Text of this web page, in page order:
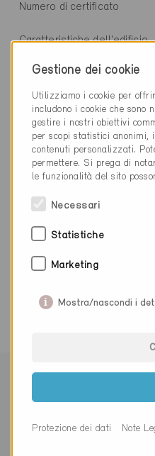
Numero di certificato
Caratteristiche dell'edificio
Standard di costruzione
Informazioni tecniche
Riscaldamento
100% Aria esterna della
Acqua calda
Gestione dei cookie
Utilizziamo i cookie per
includono i cookie che sono
gestire i nostri obiettivi
per scopi statistici anonimi,
contenuti personalizzati.
permettere. Si prega di
le funzionalità del sito
Necessari
Statistiche
Marketing
Mostra/nascondi i
Protezione dei dati Note